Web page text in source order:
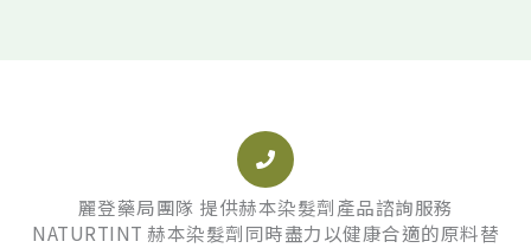
麗登藥局團隊 提供赫本染髮劑產品諮詢服務
NATURTINT 赫本染髮劑同時盡力以健康合適的原料替